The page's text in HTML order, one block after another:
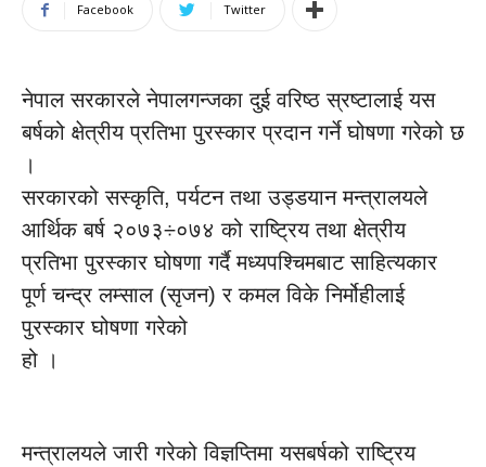
Facebook Twitter
नेपाल सरकारले नेपालगन्जका दुई वरिष्ठ स्रष्टालाई यस
बर्षको क्षेत्रीय प्रतिभा पुरस्कार प्रदान गर्ने घोषणा गरेको छ
।
सरकारको सस्कृति, पर्यटन तथा उड्डयान मन्त्रालयले
आर्थिक बर्ष २०७३÷०७४ को राष्ट्रिय तथा क्षेत्रीय
प्रतिभा पुरस्कार घोषणा गर्दै मध्यपश्चिमबाट साहित्यकार
पूर्ण चन्द्र लम्साल (सृजन) र कमल विके निर्मोहीलाई
पुरस्कार घोषणा गरेको
हो ।
मन्त्रालयले जारी गरेको विज्ञप्तिमा यसबर्षको राष्ट्रिय